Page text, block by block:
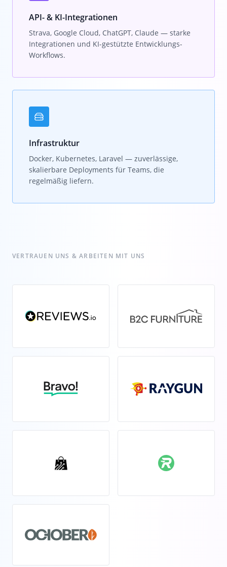
API- & KI-Integrationen
Strava, Google Cloud, ChatGPT, Claude — starke
Integrationen und KI-gestützte Entwicklungs-
Workflows.
Infrastruktur
Docker, Kubernetes, Laravel — zuverlässige,
skalierbare Deployments für Teams, die
regelmäßig liefern.
VERTRAUEN UNS & ARBEITEN MIT UNS